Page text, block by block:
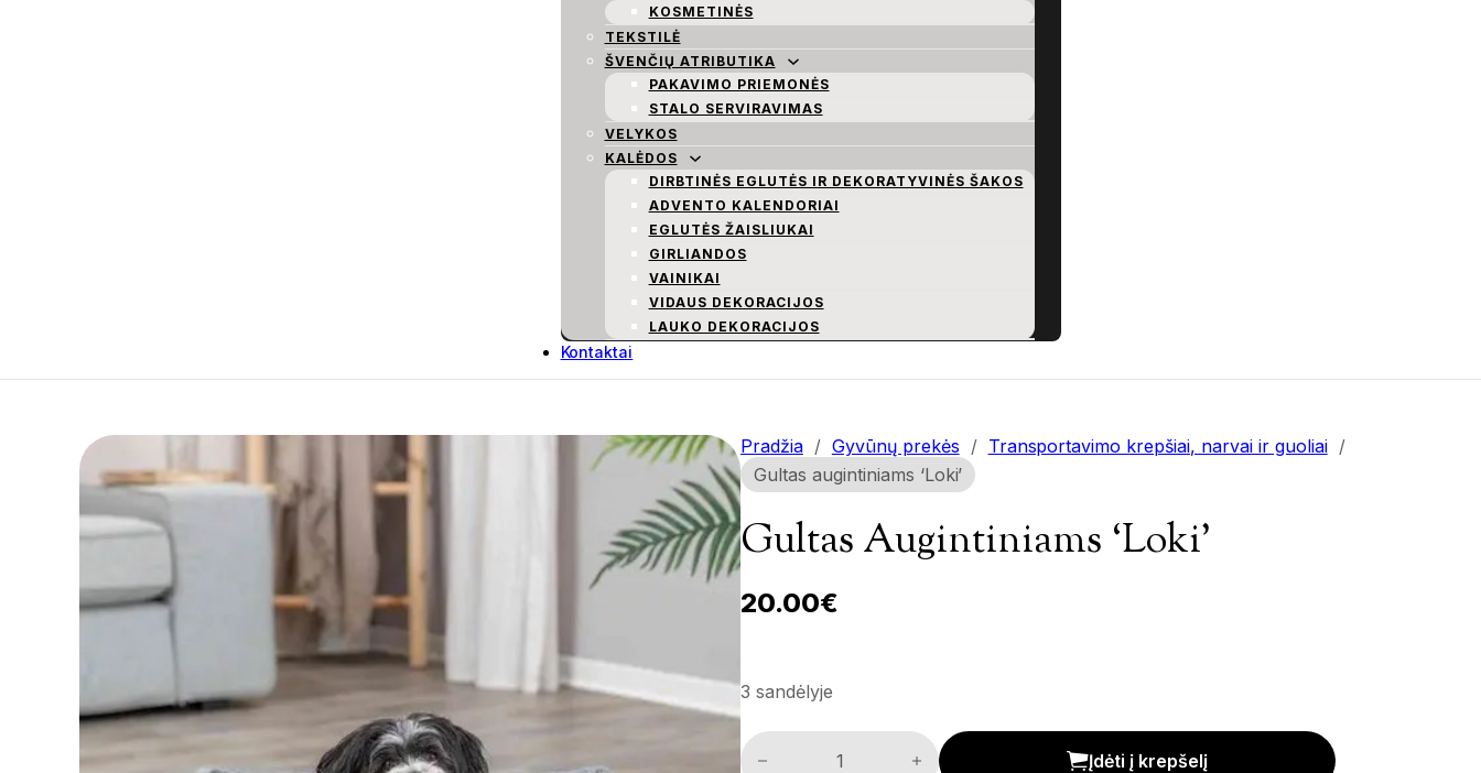
KOSMETINĖS
TEKSTILĖ
ŠVENČIŲ ATRIBUTIKA
PAKAVIMO PRIEMONĖS
STALO SERVIRAVIMAS
VELYKOS
KALĖDOS
DIRBTINĖS EGLUTĖS IR DEKORATYVINĖS ŠAKOS
ADVENTO KALENDORIAI
EGLUTĖS ŽAISLIUKAI
GIRLIANDOS
VAINIKAI
VIDAUS DEKORACIJOS
LAUKO DEKORACIJOS
Kontaktai
Pradžia / Gyvūnų prekės / Transportavimo krepšiai, narvai ir guoliai /
Gultas augintiniams ‘Loki’
Gultas Augintiniams ‘Loki’
20.00€
3 sandėlyje
Gultas augintiniams 'Loki' kiekis
Įdėti į krepšelį